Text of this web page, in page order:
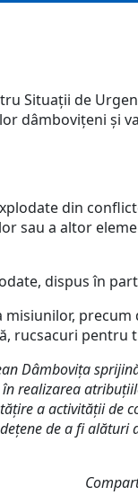
Situații de
dâmbovițeni și
din
sau a altor
dispus în
rucsacuri pentru
Dâmbovița
realizarea
a activităţii de
de a fi alături